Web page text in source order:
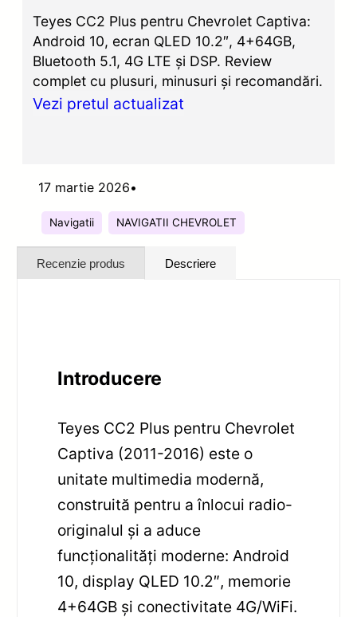
Teyes CC2 Plus pentru Chevrolet Captiva:
Android 10, ecran QLED 10.2″, 4+64GB,
Bluetooth 5.1, 4G LTE și DSP. Review
complet cu plusuri, minusuri și recomandări.
Vezi pretul actualizat
17 martie 2026•
Navigatii NAVIGATII CHEVROLET
Recenzie produs Descriere
Introducere
Teyes CC2 Plus pentru Chevrolet
Captiva (2011-2016) este o
unitate multimedia modernă,
construită pentru a înlocui radio-
originalul și a aduce
funcționalități moderne: Android
10, display QLED 10.2″, memorie
4+64GB și conectivitate 4G/WiFi.